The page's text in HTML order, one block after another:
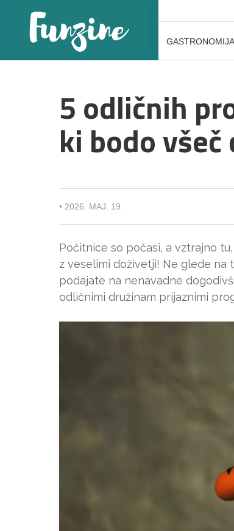
GASTRONOMIJA
5 odličnih
ki bodo
• 2026. MAJ. 19.
Počitnice so počasi, a vztrajno
z veselimi doživetji! Ne glede na
podajate na nenavadne
odličnimi družinam prijaznimi